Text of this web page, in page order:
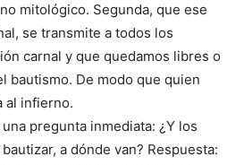
mitológico. Segunda, que ese
se transmite a todos los
carnal y que quedamos libres o
bautismo. De modo que quien
al infierno.
pregunta inmediata: ¿Y los
a dónde van? Respuesta: